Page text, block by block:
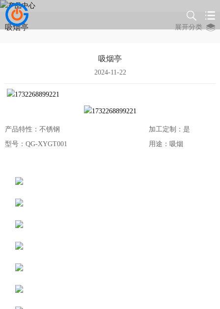
吸烟亭 展开分类
吸烟亭
2024-11-22
产品特性：不锈钢
加工定制：是
型号：QG-XYGT001
用途：吸烟